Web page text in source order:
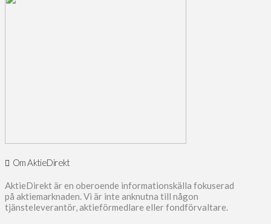
Om AktieDirekt
AktieDirekt är en oberoende informationskälla fokuserad
på aktiemarknaden. Vi är inte anknutna till någon
tjänsteleverantör, aktieförmedlare eller fondförvaltare.